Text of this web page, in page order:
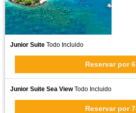
Junior Suite Todo Incluido
Reservar por
Junior Suite Sea ViewTodo Incluido
Reservar por